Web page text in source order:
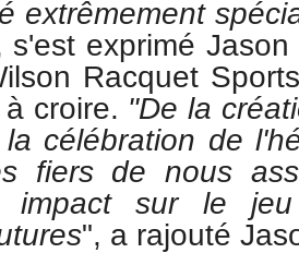
extrêmement
s'est exprimé
Racquet
croire. "De la
célébration de
fiers de nous
impact sur le
", a rajouté